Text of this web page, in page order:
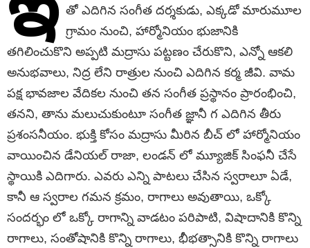
తో ఎదిగిన సంగీత దర్శకుడు, ఎక్కడో మారుమూల
గ్రామం నుంచి, హార్మోనియం భుజానికి
తగిలించుకొని అప్పటి మద్రాసు పట్టణం చేరుకొని, ఎన్నో ఆకలి
అనుభవాలు, నిద్ర లేని రాత్రుల నుంచి ఎదిగిన కర్మ జీవి. వామ
పక్ష భావజాల వేదికల నుంచి తన సంగీత ప్రస్థానం ప్రారంభించి,
తనని, తాను మలుచుకుంటూ సంగీత జ్ఞానీ గ ఎదిగిన తీరు
ప్రశంసనీయం. భుక్తి కోసం మద్రాసు మీరిన బీచ్ లో హార్మోనియం
వాయించిన డేనియల్ రాజా, లండన్ లో మ్యూజిక్ సింఫనీ చేసే
స్థాయికి ఎదిగారు. ఎవరు ఎన్ని పాటలు చేసిన స్వరాలూ ఏడే,
కానీ ఆ స్వరాల గమన క్రమం, రాగాలు అవుతాయి, ఒక్కో
సందర్భం లో ఒక్కో రాగాన్ని వాడటం పరిపాటి, విషాదానికి కొన్ని
రాగాలు, సంతోషానికి కొన్ని రాగాలు, భీభత్సానికి కొన్ని రాగాలు